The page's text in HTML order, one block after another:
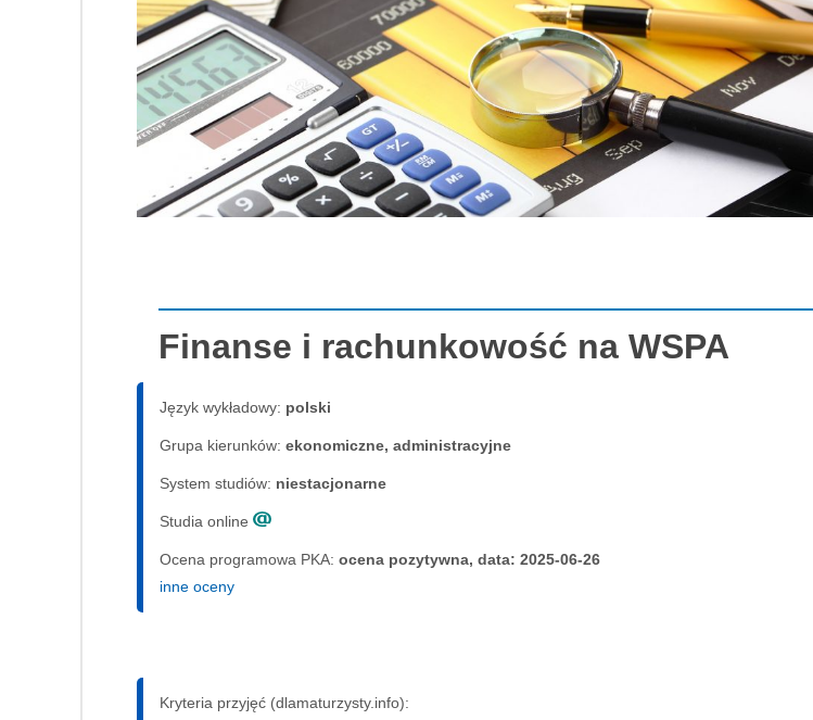
Finanse i rachunkowość na WSPA
Język wykładowy: polski
Grupa kierunków: ekonomiczne, administracyjne
System studiów: nie­sta­cjo­nar­ne
Studia online
Ocena programowa PKA: ocena pozytywna, data: 2025-06-26
inne oceny
Kryteria przyjęć (dlamaturzysty.info):